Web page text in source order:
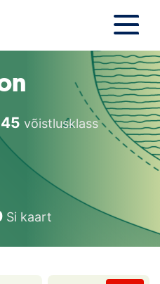
võistlusklass
Si kaart